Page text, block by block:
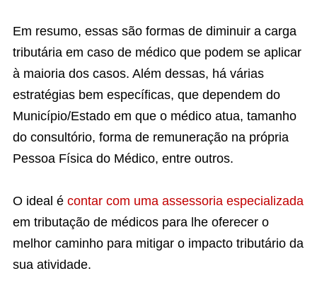
Em resumo, essas são formas de diminuir a carga
tributária em caso de médico que podem se aplicar
à maioria dos casos. Além dessas, há várias
estratégias bem específicas, que dependem do
Município/Estado em que o médico atua, tamanho
do consultório, forma de remuneração na própria
Pessoa Física do Médico, entre outros.
O ideal é contar com uma assessoria especializada
em tributação de médicos para lhe oferecer o
melhor caminho para mitigar o impacto tributário da
sua atividade.